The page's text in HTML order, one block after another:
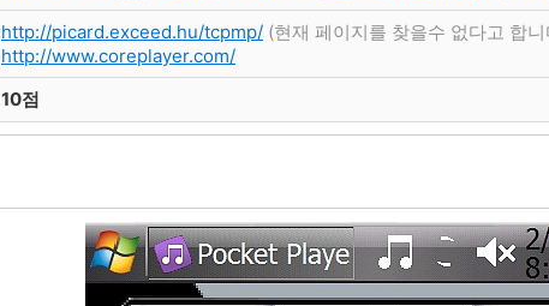
http://picard.exceed.hu/tcpmp/ (현재 페이지를 찾을수 없다고 합니
http://www.coreplayer.com/
10점